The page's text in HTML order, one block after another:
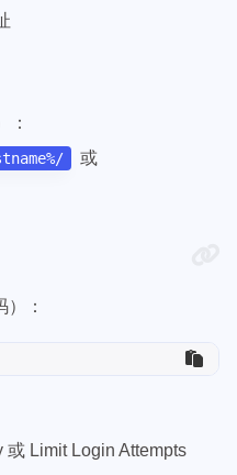
：
或
）：
Limit Login Attempts